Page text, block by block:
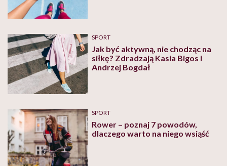
SPORT
Jak być aktywną, nie chodząc na
siłkę? Zdradzają Kasia Bigos i
Andrzej Bogdał
SPORT
Rower – poznaj 7 powodów,
dlaczego warto na niego wsiąść